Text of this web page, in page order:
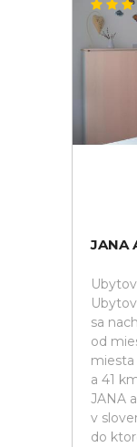
JANA
sa
od
a 41
JANA
v
do